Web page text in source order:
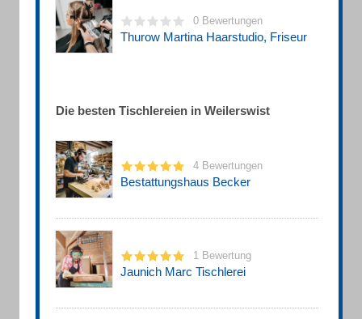
0 Bewertungen
Thurow Martina Haarstudio, Friseur
Die besten Tischlereien in Weilerswist
4 Bewertungen
Bestattungshaus Becker
1 Bewertung
Jaunich Marc Tischlerei